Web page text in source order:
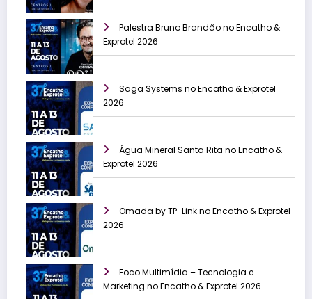
Palestra Bruno Brandão no Encatho &
Exprotel 2026
Saga Systems no Encatho & Exprotel
2026
Água Mineral Santa Rita no Encatho &
Exprotel 2026
Omada by TP-Link no Encatho & Exprotel
2026
Foco Multimídia – Tecnologia e
Marketing no Encatho & Exprotel 2026